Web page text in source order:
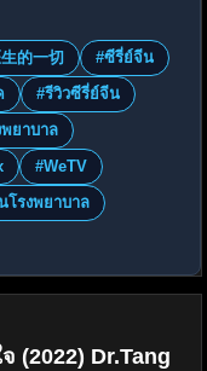
的一切
#ซีรี่ย์จีน
#รีวิวซีรี่ย์จีน
พยาบาล
#WeTV
โรงพยาบาล
(2022) Dr.Tang